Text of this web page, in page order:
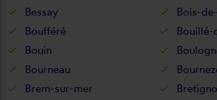
Bessay
Bois-
Boufféré
Bouillé-
Bouin
Bourneau
Brem-sur-mer